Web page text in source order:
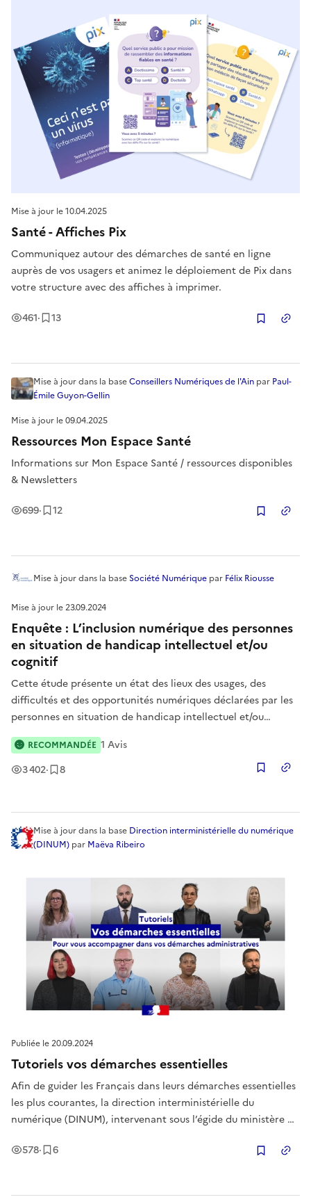
Mise à jour le10.04.2025
Santé - Affiches Pix
Communiquez autour des démarches de santé en ligne
auprès de vos usagers et animez le déploiement de Pix dans
votre structure avec des affiches à imprimer.
461Vues
· 13Enregistrement
Mise à jour le09.04.2025
Ressources Mon Espace Santé
Informations sur Mon Espace Santé / ressources disponibles
& Newsletters
699Vues
· 12Enregistrement
Mise à jourdans la baseConseillers Numériques de l'Ain par Paul-
Émile Guyon-Gellin
Mise à jour le23.09.2024
Enquête : L’inclusion numérique des personnes
en situation de handicap intellectuel et/ou
cognitif
Cette étude présente un état des lieux des usages, des
difficultés et des opportunités numériques déclarées par les
personnes en situation de handicap intellectuel et/ou
cognitif et leurs accompagnants, ainsi que des
recommandations d'actions. Elle est la première étape d’un
projet porté par la Croi
3 402Vues
· 8Enregistrement
RECOMMANDÉE 1 Avis
Mise à jourdans la base Société Numérique par Félix Riousse
Publiée le20.09.2024
Tutoriels vos démarches essentielles
Afin de guider les Français dans leurs démarches essentielles
les plus courantes, la direction interministérielle du
numérique (DINUM), intervenant sous l’égide du ministère de
ministères des tutoriels vidéo s’inscrivant dans la continuité
578Vues
· 6Enregistrement
Mise à jourdans la base Direction interministérielle du numérique
(DINUM) par Maëva Ribeiro